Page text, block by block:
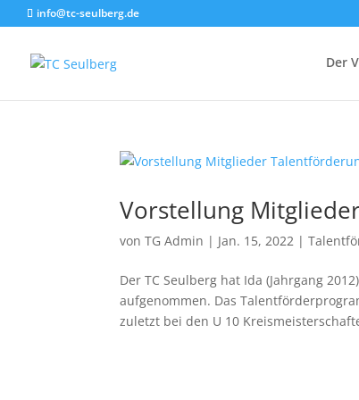
info@tc-seulberg.de
Der
Vorstellung
vonTG Admin | Jan. 15, 2022 |
Der TC Seulberg hat Ida (Jahrgang
aufgenommen. Das
zuletzt bei den U 10